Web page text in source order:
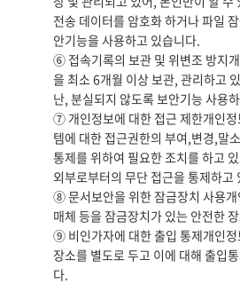
전송 데이터를 암호화 하거나 파일
안기능을 사용하고 있습니다.
⑥ 접속기록의 보관 및 위변조 방지
을 최소 6개월 이상 보관, 관리하고
난, 분실되지 않도록 보안기능 사용
⑦ 개인정보에 대한 접근 제한개인
템에 대한 접근권한의 부여,변경,말
통제를 위하여 필요한 조치를 하고
외부로부터의 무단 접근을 통제하고
⑧ 문서보안을 위한 잠금장치 사용
매체 등을 잠금장치가 있는 안전한
⑨ 비인가자에 대한 출입 통제개인
장소를 별도로 두고 이에 대해 출입
다.